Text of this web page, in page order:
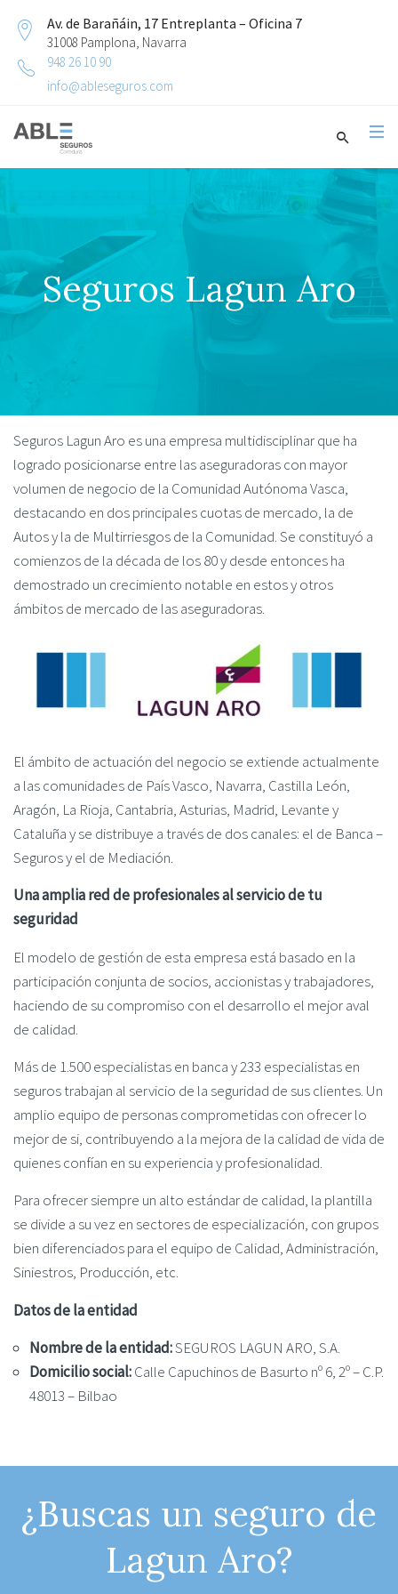
Av. de Barañáin, 17 Entreplanta – Oficina 7
31008 Pamplona, Navarra
948 26 10 90
info@ableseguros.com
Seguros Lagun Aro
Seguros Lagun Aro es una empresa multidisciplinar que ha
logrado posicionarse entre las aseguradoras con mayor
volumen de negocio de la Comunidad Autónoma Vasca,
destacando en dos principales cuotas de mercado, la de
Autos y la de Multirriesgos de la Comunidad. Se constituyó a
comienzos de la década de los 80 y desde entonces ha
demostrado un crecimiento notable en estos y otros
ámbitos de mercado de las aseguradoras.
El ámbito de actuación del negocio se extiende actualmente
a las comunidades de País Vasco, Navarra, Castilla León,
Aragón, La Rioja, Cantabria, Asturias, Madrid, Levante y
Cataluña y se distribuye a través de dos canales: el de Banca –
Seguros y el de Mediación.
Una amplia red de profesionales al servicio de tu
seguridad
El modelo de gestión de esta empresa está basado en la
participación conjunta de socios, accionistas y trabajadores,
haciendo de su compromiso con el desarrollo el mejor aval
de calidad.
Más de 1.500 especialistas en banca y 233 especialistas en
seguros trabajan al servicio de la seguridad de sus clientes. Un
amplio equipo de personas comprometidas con ofrecer lo
mejor de si, contribuyendo a la mejora de la calidad de vida de
quienes confían en su experiencia y profesionalidad.
Para ofrecer siempre un alto estándar de calidad, la plantilla
se divide a su vez en sectores de especialización, con grupos
bien diferenciados para el equipo de Calidad, Administración,
Siniestros, Producción, etc.
Datos de la entidad
Nombre de la entidad:SEGUROS LAGUN ARO, S.A.
Domicilio social:Calle Capuchinos de Basurto nº 6, 2º – C.P.
48013 – Bilbao
¿Buscas un seguro de
Lagun Aro?